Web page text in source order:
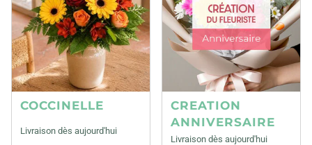
COCCINELLE
Livraison dès aujourd'hui
CREATION
ANNIVERSAIRE
Livraison dès aujourd'hui